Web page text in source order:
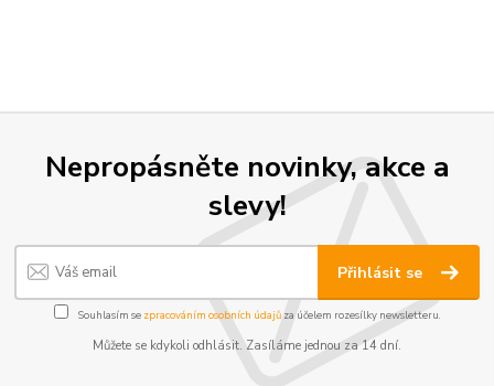
Nepropásněte novinky, akce a
slevy!
Přihlásit se
Souhlasím se zpracováním osobních údajůza účelem rozesílky newsletteru.
Můžete se kdykoli odhlásit. Zasíláme jednou za 14 dní.